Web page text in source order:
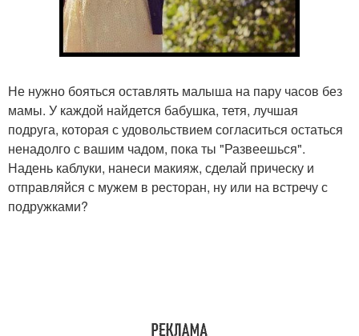
Не нужно бояться оставлять малыша на пару часов без
мамы. У каждой найдется бабушка, тетя, лучшая
подруга, которая с удовольствием согласиться остаться
ненадолго с вашим чадом, пока ты "Развеешься".
Надень каблуки, нанеси макияж, сделай прическу и
отправляйся с мужем в ресторан, ну или на встречу с
подружками?